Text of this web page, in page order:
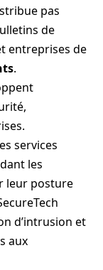
pas
de
entreprises de
.
services
les
leur posture
d’intrusion et
aux